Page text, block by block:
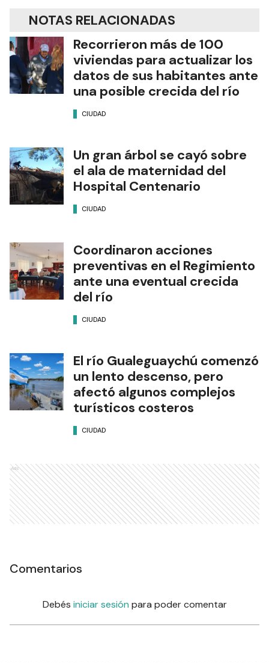
NOTAS RELACIONADAS
Recorrieron más de 100
viviendas para actualizar los
datos de sus habitantes ante
una posible crecida del río
CIUDAD
Un gran árbol se cayó sobre
el ala de maternidad del
Hospital Centenario
CIUDAD
Coordinaron acciones
preventivas en el Regimiento
ante una eventual crecida
del río
CIUDAD
El río Gualeguaychú comenzó
un lento descenso, pero
afectó algunos complejos
turísticos costeros
CIUDAD
Ads
Comentarios
Debés iniciar sesión para poder comentar